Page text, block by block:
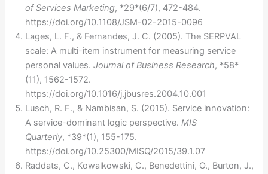
of Services Marketing, *29*(6/7), 472-484.
https://doi.org/10.1108/JSM-02-2015-0096
Lages, L. F., & Fernandes, J. C. (2005). The SERPVAL
scale: A multi-item instrument for measuring service
personal values.Journal of Business Research, *58*
(11), 1562-1572.
https://doi.org/10.1016/j.jbusres.2004.10.001
Lusch, R. F., & Nambisan, S. (2015). Service innovation:
A service-dominant logic perspective.MIS
Quarterly, *39*(1), 155-175.
https://doi.org/10.25300/MISQ/2015/39.1.07
Raddats, C., Kowalkowski, C., Benedettini, O., Burton, J.,